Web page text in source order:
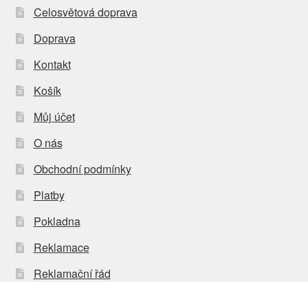
Celosvětová doprava
Doprava
Kontakt
Košík
Můj účet
O nás
Obchodní podmínky
Platby
Pokladna
Reklamace
Reklamační řád